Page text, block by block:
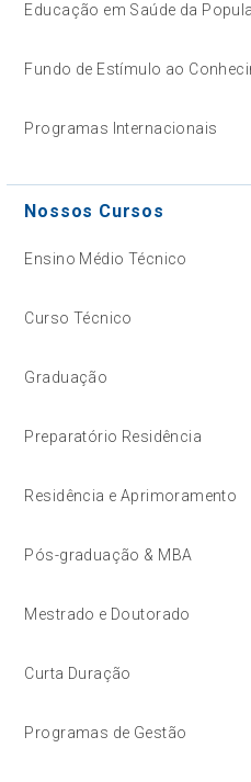
Educação em Saúde da
Fundo de Estímulo ao
Programas Internacionais
Nossos Cursos
Ensino Médio Técnico
Curso Técnico
Graduação
Preparatório Residência
Residência e Aprimoramento
Pós-graduação & MBA
Mestrado e Doutorado
Curta Duração
Programas de Gestão